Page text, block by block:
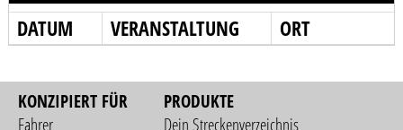
DATUM VERANSTALTUNG ORT
KONZIPIERT FÜR
Fahrer
PRODUKTE
Dein Streckenverzeichnis